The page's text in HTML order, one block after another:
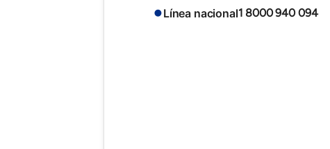
Línea nacional1 8000 940 094